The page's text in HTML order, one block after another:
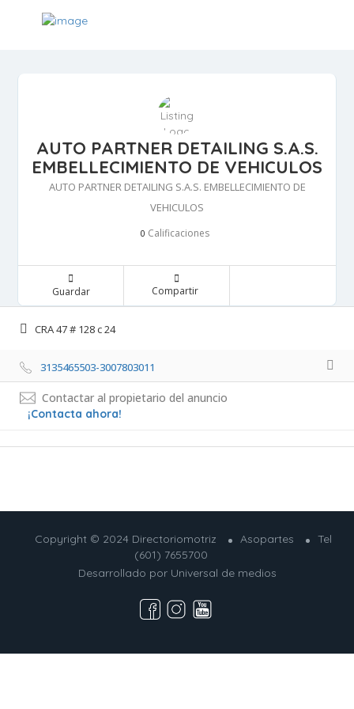
AUTO PARTNER DETAILING S.A.S.
EMBELLECIMIENTO DE VEHICULOS
AUTO PARTNER DETAILING S.A.S. EMBELLECIMIENTO DE
VEHICULOS
0 Calificaciones
Guardar Compartir
CRA 47 # 128 c 24
3135465503-3007803011
Contactar al propietario del anuncio
¡Contacta ahora!
Copyright © 2024 Directoriomotriz Asopartes
Tel
(601) 7655700
Desarrollado por Universal de medios